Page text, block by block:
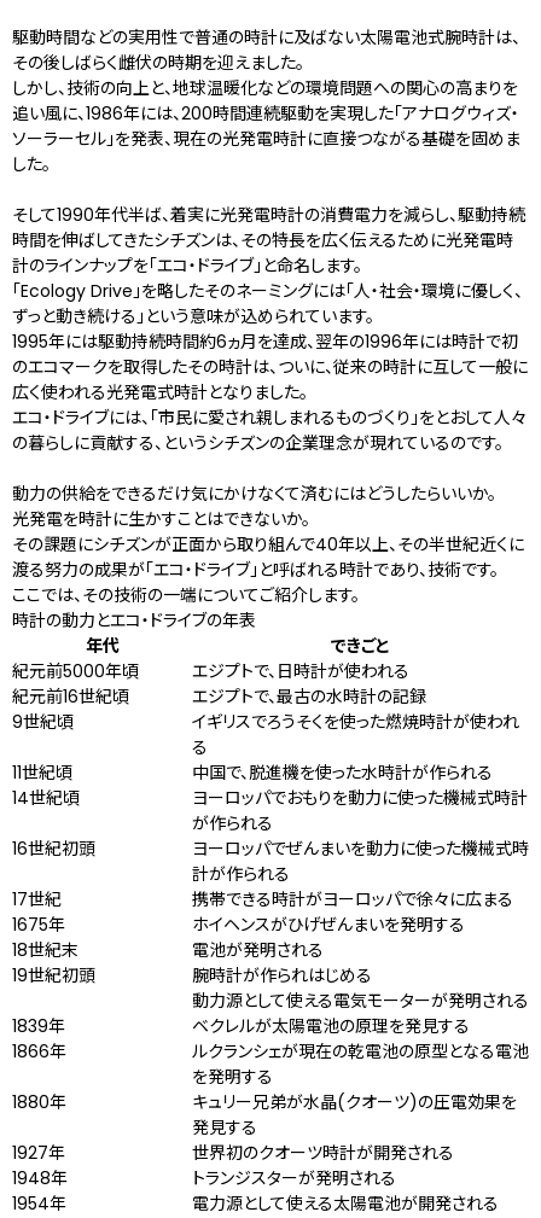
駆動時間などの実用性で普通の時計に及ばない太陽電池式腕時計は、
その後しばらく雌伏の時期を迎えました。
しかし、技術の向上と、地球温暖化などの環境問題への関心の高まりを
追い風に、1986年には、200時間連続駆動を実現した「アナログウィズ・
ソーラーセル」を発表、現在の光発電時計に直接つながる基礎を固めま
した。
そして1990年代半ば、着実に光発電時計の消費電力を減らし、駆動持続
時間を伸ばしてきたシチズンは、その特長を広く伝えるために光発電時
計のラインナップを「エコ・ドライブ」と命名します。
「Ecology Drive」を略したそのネーミングには「人・社会・環境に優しく、
ずっと動き続ける」という意味が込められています。
1995年には駆動持続時間約6ヵ月を達成、翌年の1996年には時計で初
のエコマークを取得したその時計は、ついに、従来の時計に互して一般に
広く使われる光発電式時計となりました。
エコ・ドライブには、「市民に愛され親しまれるものづくり」をとおして人々
の暮らしに貢献する、というシチズンの企業理念が現れているのです。
動力の供給をできるだけ気にかけなくて済むにはどうしたらいいか。
光発電を時計に生かすことはできないか。
その課題にシチズンが正面から取り組んで40年以上、その半世紀近くに
渡る努力の成果が「エコ・ドライブ」と呼ばれる時計であり、技術です。
ここでは、その技術の一端についてご紹介します。
時計の動力とエコ・ドライブの年表
年代
できごと
紀元前5000年頃
エジプトで、日時計が使われる
紀元前16世紀頃
エジプトで、最古の水時計の記録
9世紀頃
イギリスでろうそくを使った燃焼時計が使われ
る
11世紀頃
中国で、脱進機を使った水時計が作られる
14世紀頃
ヨーロッパでおもりを動力に使った機械式時計
が作られる
16世紀初頭
ヨーロッパでぜんまいを動力に使った機械式時
計が作られる
17世紀
携帯できる時計がヨーロッパで徐々に広まる
1675年
ホイヘンスがひげぜんまいを発明する
18世紀末
電池が発明される
19世紀初頭
腕時計が作られはじめる
動力源として使える電気モーターが発明される
1839年
ベクレルが太陽電池の原理を発見する
1866年
ルクランシェが現在の乾電池の原型となる電池
を発明する
1880年
キュリー兄弟が水晶(クオーツ)の圧電効果を
発見する
1927年
世界初のクオーツ時計が開発される
1948年
トランジスターが発明される
1954年
電力源として使える太陽電池が開発される